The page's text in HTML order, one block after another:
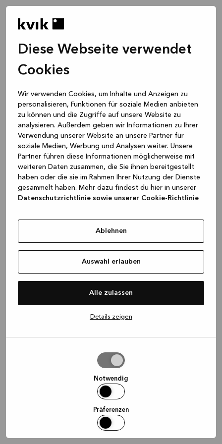
Diese Webseite verwendet
Cookies
Wir verwenden Cookies, um Inhalte und Anzeigen zu
personalisieren, Funktionen für soziale Medien anbieten
zu können und die Zugriffe auf unsere Website zu
analysieren. Außerdem geben wir Informationen zu Ihrer
Verwendung unserer Website an unsere Partner für
soziale Medien, Werbung und Analysen weiter. Unsere
Partner führen diese Informationen möglicherweise mit
weiteren Daten zusammen, die Sie ihnen bereitgestellt
haben oder die sie im Rahmen Ihrer Nutzung der Dienste
gesammelt haben. Mehr dazu findest du hier in unserer
Datenschutzrichtlinie sowie unserer Cookie-Richtlinie
Ablehnen
Auswahl erlauben
Alle zulassen
Details zeigen
Notwendig
Präferenzen
loadingwww.kvik.de (see the browser console for more
information)